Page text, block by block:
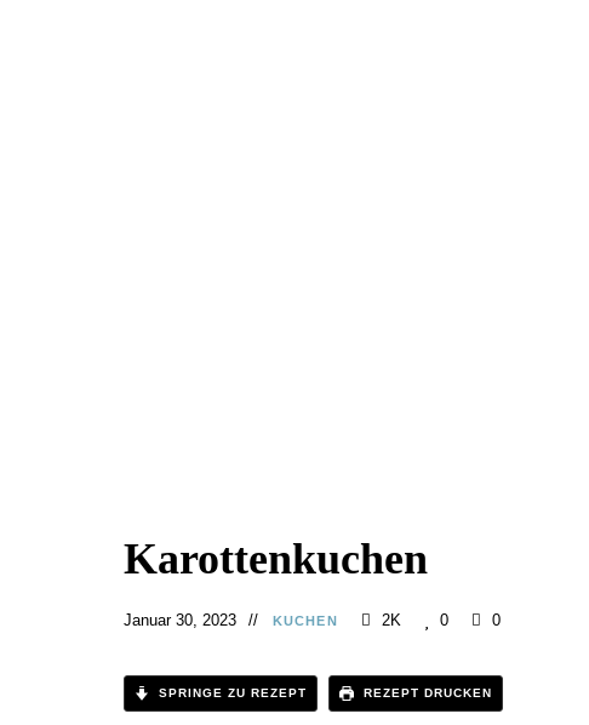
Karottenkuchen
Januar 30, 2023 KUCHEN 2K 0 0
SPRINGE ZU REZEPT REZEPT DRUCKEN